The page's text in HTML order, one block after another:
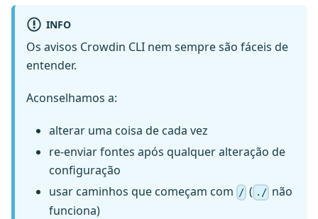
INFO
Os avisos Crowdin CLI nem sempre são fáceis de
entender.
Aconselhamos a:
alterar uma coisa de cada vez
re-enviar fontes após qualquer alteração de
configuração
usar caminhos que começam com / ( ./não
funciona)